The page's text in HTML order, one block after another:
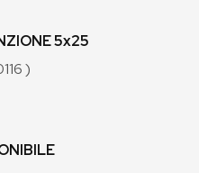
5x25
)